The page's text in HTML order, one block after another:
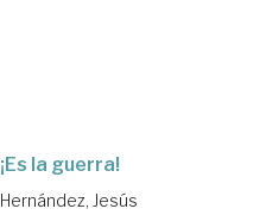
¡Es la guerra!
Hernández, Jesús